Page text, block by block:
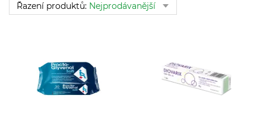
Řazení produktů: Nejprodávanější